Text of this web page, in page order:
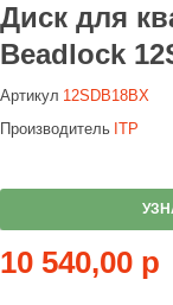
Диск для
Beadlock
Артикул 12SDB18BX
Производитель ITP
10 540,00 р